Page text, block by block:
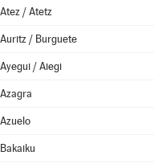
Atez / Atetz
Auritz / Burguete
Ayegui / Aiegi
Azagra
Azuelo
Bakaiku